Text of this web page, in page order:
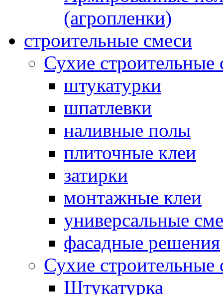
(агропленки)
строительные смеси
Сухие строительные
штукатурки
шпатлевки
наливные полы
плиточные клеи
затирки
монтажные клеи
универсальные
фасадные решения
Сухие
Штукатурка